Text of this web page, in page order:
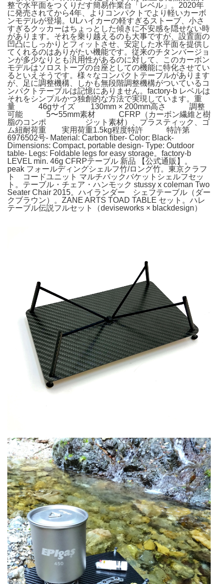
整で水平面をつくりだす簡易作業台「レベル」。2020年
に発売されてから4年、よりコンパクトでより軽いカーボ
ンモデルが登場。ULハイカーの軽すぎるストーブ、小さ
すぎるクッカーはちょっとした傾きに不安感を隠せない時
があります。それを乗り越えるのも大事ですが、設置面の
凹凸にしっかりとフィットさせ、安定した水平面を提供し
てくれるのはありがたい機能です。従来のチタンバージョ
ンが多少なりとも汎用性があるのに対して、このカーボン
モデルはソロストーブの台座としての機能に特化させてい
るといえそうです。様々なコンパクトテーブルがあります
が、足に調整機構、しかも無段階調整機構がついているコ
ンパクトテーブルは記憶にありません。factory-b レベルは
それをシンプルかつ独創的な方法で実現しています。 重
量 46gサイズ 130mm × 200mm高さ 調整
可能 5〜55mm素材 CFRP（カーボン繊維と樹
脂のコンポ ジット素材）、プラスティック、ゴ
ム紐耐荷重 実用荷重1.5kg程度特許 特許第
6976502号- Material: Carbon fiber- Color: Black-
Dimensions: Compact, portable design- Type: Outdoor
table- Legs: Foldable legs for easy storage。factory-b
LEVEL min. 46g CFRPテーブル 新品 【公式通販】。
peak フォールディングシェルフ竹/ロング竹。東京クラフ
ト コードユニット マルチバックバケットシェルフセッ
ト。テーブル・チェア・ハンモック stussy x coleman Two
Seater Chair 2015。ハイランダー シェフテーブル（ダー
クブラウン）。ZANE ARTS TOAD TABLE セット。ハレ
テーブル伝説フルセット（deviseworks × blackdesign）